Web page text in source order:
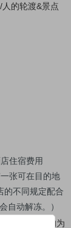
的轮渡&景点
住宿费用
张可在目的地
的不同规定配合
自动解冻。）
公园内住宿均为